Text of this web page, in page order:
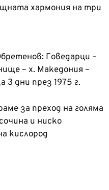
хармония на три
Говедарци –
– х. Македония –
3 дни през 1975 г.
за преход на голяма
и ниско
кислород